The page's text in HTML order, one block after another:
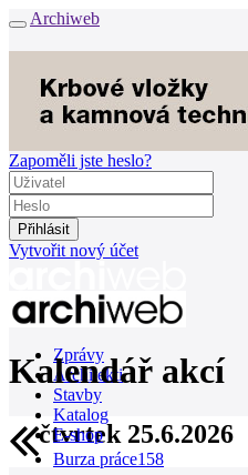
Archiweb
Zapoměli jste heslo?
Vytvořit nový účet
Zprávy
Architekti
Stavby
Katalog
E-shop
Burza práce158
Kalendář akcí
čtvrtek 25.6.2026